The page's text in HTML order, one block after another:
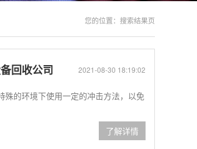
您的位置： 搜索结果页
2021-08-30 18:19:02
回收公司
殊的环境下使用一定的冲击方法，以免
了解详情